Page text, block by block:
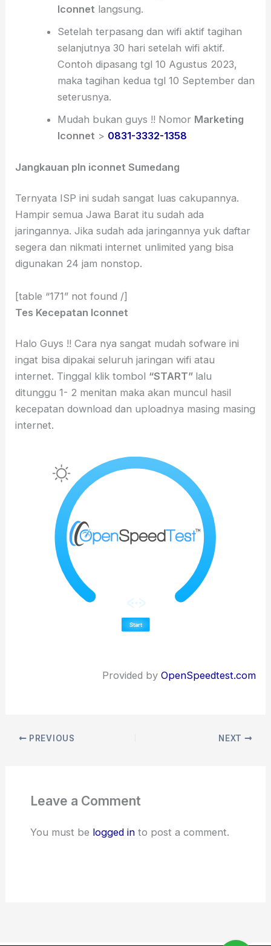
Iconnet langsung.
Setelah terpasang dan wifi aktif tagihan
selanjutnya 30 hari setelah wifi aktif.
Contoh dipasang tgl 10 Agustus 2023,
maka tagihan kedua tgl 10 September dan
seterusnya.
Mudah bukan guys !! Nomor Marketing
Iconnet > 0831-3332-1358
Jangkauan pln iconnet Sumedang
Ternyata ISP ini sudah sangat luas cakupannya.
Hampir semua Jawa Barat itu sudah ada
jaringannya. Jika sudah ada jaringannya yuk daftar
segera dan nikmati internet unlimited yang bisa
digunakan 24 jam nonstop.
[table “171” not found /]
Tes Kecepatan Iconnet
Halo Guys !! Cara nya sangat mudah sofware ini
ingat bisa dipakai seluruh jaringan wifi atau
internet. Tinggal klik tombol “START” lalu
ditunggu 1- 2 menitan maka akan muncul hasil
kecepatan download dan uploadnya masing masing
internet.
Provided by OpenSpeedtest.com
PREVIOUS NEXT
Leave a Comment
You must be logged into post a comment.